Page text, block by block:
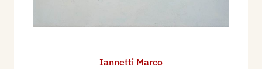
Iannetti Marco